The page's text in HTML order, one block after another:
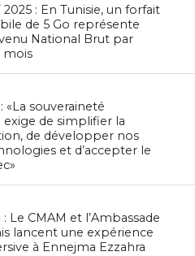
: En Tunisie, un forfait
de 5 Go représente
National Brut par
mois
«La souveraineté
de simplifier la
de développer nos
et d’accepter le
Le CMAM et l’Ambassade
lancent une expérience
à Ennejma Ezzahra